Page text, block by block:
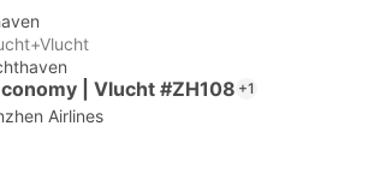
| Vlucht #ZH108 +1
Airlines